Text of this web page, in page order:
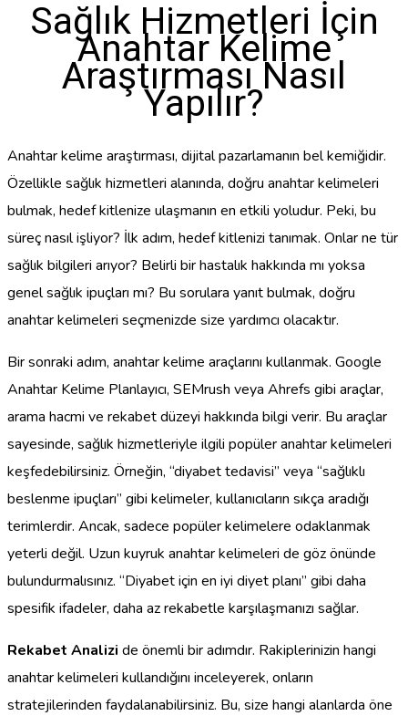
Sağlık Hizmetleri İçin
Anahtar Kelime
Araştırması Nasıl
Yapılır?
Anahtar kelime araştırması, dijital pazarlamanın bel kemiğidir.
Özellikle sağlık hizmetleri alanında, doğru anahtar kelimeleri
bulmak, hedef kitlenize ulaşmanın en etkili yoludur. Peki, bu
süreç nasıl işliyor? İlk adım, hedef kitlenizi tanımak. Onlar ne tür
sağlık bilgileri arıyor? Belirli bir hastalık hakkında mı yoksa
genel sağlık ipuçları mı? Bu sorulara yanıt bulmak, doğru
anahtar kelimeleri seçmenizde size yardımcı olacaktır.
Bir sonraki adım, anahtar kelime araçlarını kullanmak. Google
Anahtar Kelime Planlayıcı, SEMrush veya Ahrefs gibi araçlar,
arama hacmi ve rekabet düzeyi hakkında bilgi verir. Bu araçlar
sayesinde, sağlık hizmetleriyle ilgili popüler anahtar kelimeleri
keşfedebilirsiniz. Örneğin, “diyabet tedavisi” veya “sağlıklı
beslenme ipuçları” gibi kelimeler, kullanıcıların sıkça aradığı
terimlerdir. Ancak, sadece popüler kelimelere odaklanmak
yeterli değil. Uzun kuyruk anahtar kelimeleri de göz önünde
bulundurmalısınız. “Diyabet için en iyi diyet planı” gibi daha
spesifik ifadeler, daha az rekabetle karşılaşmanızı sağlar.
Rekabet Analizi de önemli bir adımdır. Rakiplerinizin hangi
anahtar kelimeleri kullandığını inceleyerek, onların
stratejilerinden faydalanabilirsiniz. Bu, size hangi alanlarda öne